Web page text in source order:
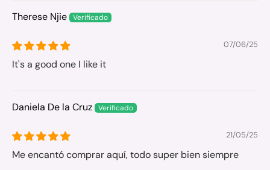
Therese Njie
07/06/25
It's a good one I like it
Daniela De la Cruz
21/05/25
Me encantó comprar aquí, todo super bien siempre